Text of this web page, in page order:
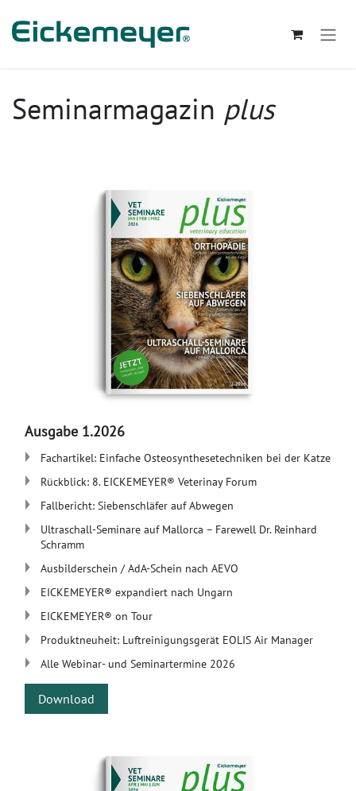
Seminarmagazin plus
Ausgabe 1.2026
Fachartikel: Einfache Osteosynthesetechniken bei der Katze
Rückblick: 8. EICKEMEYER® Veterinay Forum
Fallbericht: Siebenschläfer auf Abwegen
​Ultraschall-Seminare auf Mallorca – Farewell Dr. Reinhard
Schramm
Ausbilderschein / AdA-Schein nach AEVO
EICKEMEYER® expandiert nach Ungarn​
​EICKEMEYER® on Tour
Produktneuheit: Luftreinigungsgerät EOLIS Air Manager
Alle Webinar- und Seminartermine 2026
Download